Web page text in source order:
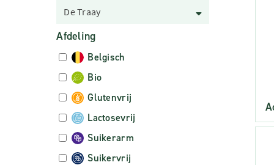
De Traay
Afdeling
Belgisch
Bio
Glutenvrij
Lactosevrij
Suikerarm
Suikervrij